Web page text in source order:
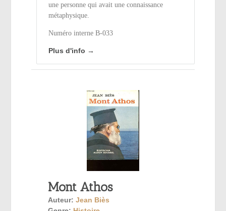
une personne qui avait une connaissance
métaphysique.
Numéro interne B-033
Plus d'info →
Mont Athos
Auteur: Jean Biès